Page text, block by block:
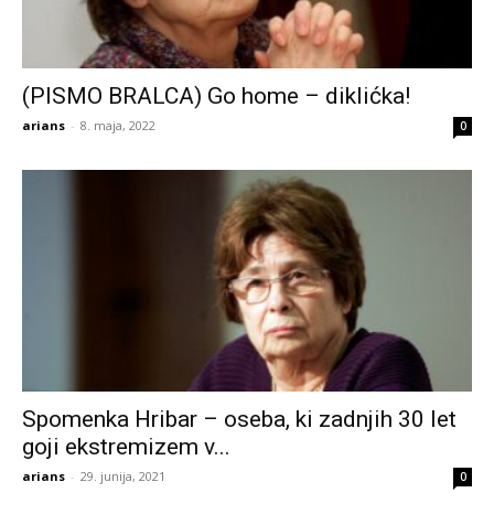
(PISMO BRALCA) Go home – diklićka!
arians - 8. maja, 2022 0
Spomenka Hribar – oseba, ki zadnjih 30 let
goji ekstremizem v...
arians - 29. junija, 2021 0